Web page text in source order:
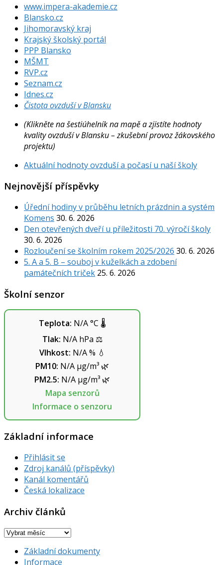
www.impera-akademie.cz
Blansko.cz
Jihomoravský kraj
Krajský školský portál
PPP Blansko
MŠMT
RVP.cz
Seznam.cz
Idnes.cz
Čistota ovzduší v Blansku
(Klikněte na šestiúhelník na mapě a zjistíte hodnoty
kvality ovzduší v Blansku – zkušební provoz žákovského
projektu)
Aktuální hodnoty ovzduší a počasí u naší školy
Nejnovější příspěvky
Úřední hodiny v průběhu letních prázdnin a systém
Komens 30. 6. 2026
Den otevřených dveří u příležitosti 70. výročí školy
30. 6. 2026
Rozloučení se školním rokem 2025/2026 30. 6. 2026
5. A a 5. B – souboj v kuželkách a zdobení
památečních triček 25. 6. 2026
Školní senzor
Teplota: N/A°C 🌡️
Tlak: N/AhPa ⚖️
Vlhkost: N/A% 💧
PM10: N/A µg/m³ 🌿
PM2.5: N/A µg/m³ 🌿
Mapa senzorů
Informace o senzoru
Základní informace
Přihlásit se
Zdroj kanálů (příspěvky)
Kanál komentářů
Česká lokalizace
Archiv článků
Archiv
Základní dokumenty
Informace